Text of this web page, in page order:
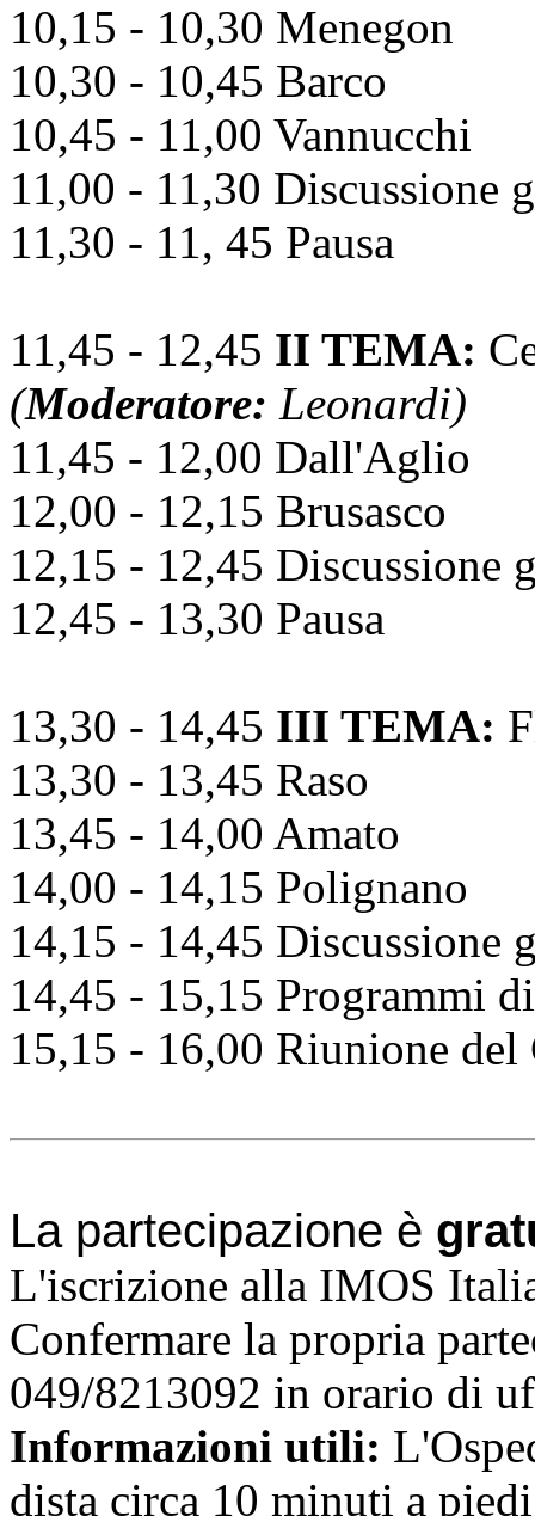
10,15 - 10,30 Menegon
10,30 - 10,45 Barco
10,45 - 11,00 Vannucchi
11,00 - 11,30 Discussione
11,30 - 11, 45 Pausa
11,45 - 12,45 II TEMA:
(Moderatore: Leonardi)
11,45 - 12,00 Dall'Aglio
12,00 - 12,15 Brusasco
12,15 - 12,45 Discussione
12,45 - 13,30 Pausa
13,30 - 14,45 III TEMA:
13,30 - 13,45 Raso
13,45 - 14,00 Amato
14,00 - 14,15 Polignano
14,15 - 14,45 Discussione
14,45 - 15,15 Programmi
15,15 - 16,00 Riunione
La partecipazione è
L'iscrizione alla IMOS
Confermare la propria
049/8213092 in orario di
Informazioni utili:
dista circa 10 minuti a